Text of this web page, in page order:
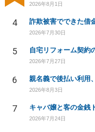
2026年8月1日
4 詐欺被害でできた借
2026年7月30日
5 自宅リフォーム契約
2026年7月27日
6 親名義で後払い利用
2026年8月3日
7 キャバ嬢と客の金銭
2026年7月24日